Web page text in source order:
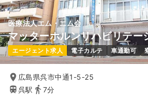
医療法人エム・エム会
マッターホルンリハビリテー
エージェント求人 電子カルテ 車通勤可
広島県呉市中通1-5-25
呉駅
7分